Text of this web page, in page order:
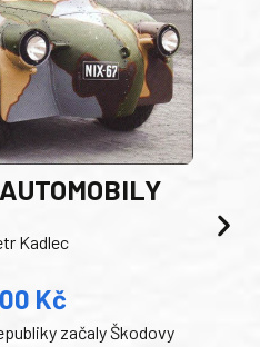
Kadlec
Kč
začaly Škodovy